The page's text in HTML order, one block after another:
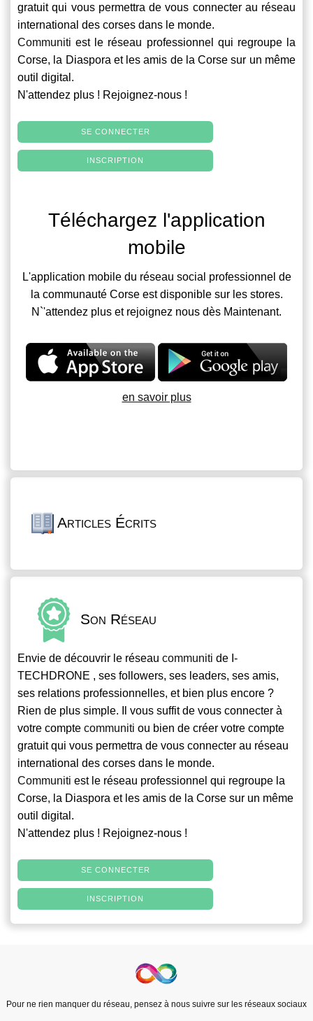
gratuit qui vous permettra de vous connecter au réseau
international des corses dans le monde.
Communiti est le réseau professionnel qui regroupe la
Corse, la Diaspora et les amis de la Corse sur un même
outil digital.
N'attendez plus ! Rejoignez-nous !
SE CONNECTER
INSCRIPTION
Téléchargez l'application
mobile
L'application mobile du réseau social professionnel de
la communauté Corse est disponible sur les stores.
N`'attendez plus et rejoignez nous dès Maintenant.
en savoir plus
Articles Écrits
Son Réseau
Envie de découvrir le réseau communiti de I-
TECHDRONE , ses followers, ses leaders, ses amis,
ses relations professionnelles, et bien plus encore ?
Rien de plus simple. Il vous suffit de vous connecter à
votre compte communiti ou bien de créer votre compte
gratuit qui vous permettra de vous connecter au réseau
international des corses dans le monde.
Communiti est le réseau professionnel qui regroupe la
Corse, la Diaspora et les amis de la Corse sur un même
outil digital.
N'attendez plus ! Rejoignez-nous !
SE CONNECTER
INSCRIPTION
Pour ne rien manquer du réseau, pensez à nous suivre sur les réseaux sociaux